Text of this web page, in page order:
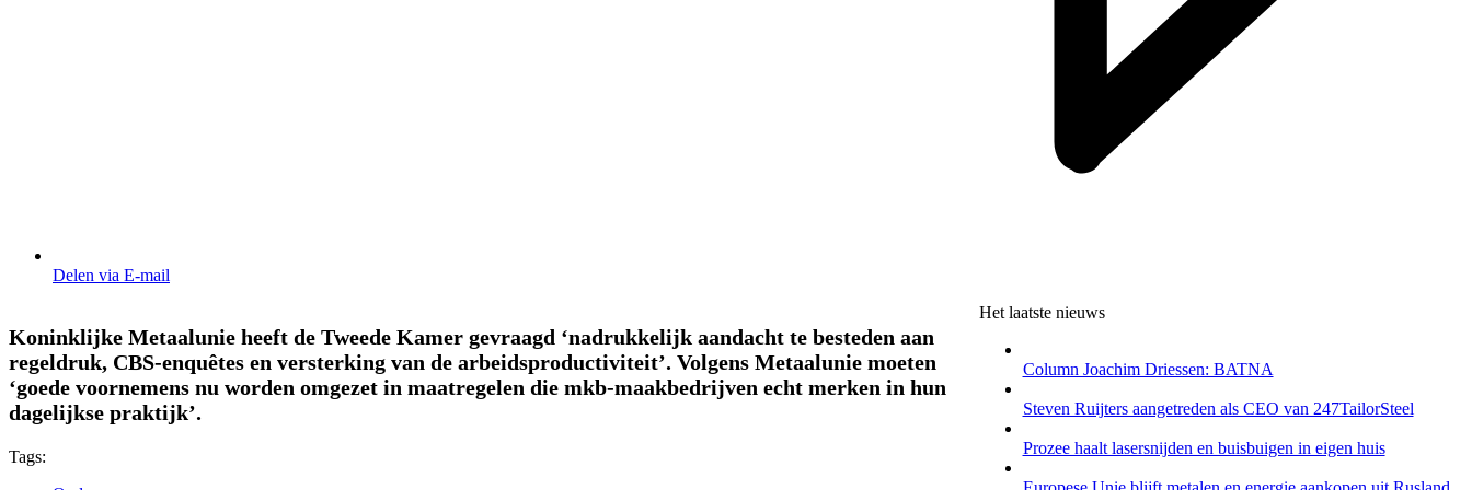
Delen via E-mail
Koninklijke Metaalunie heeft de Tweede Kamer gevraagd ‘nadrukkelijk aandacht te besteden aan
regeldruk, CBS-enquêtes en versterking van de arbeidsproductiviteit’. Volgens Metaalunie moeten
‘goede voornemens nu worden omgezet in maatregelen die mkb-maakbedrijven echt merken in hun
dagelijkse praktijk’.
Tags:
Het laatste nieuws
Column Joachim Driessen: BATNA
Steven Ruijters aangetreden als CEO van 247TailorSteel
Prozee haalt lasersnijden en buisbuigen in eigen huis